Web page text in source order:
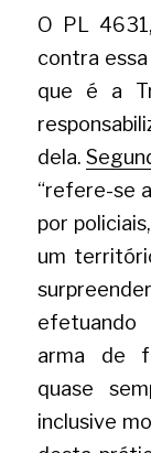
O
PL
contra
que é a
dela.
“refere-se
por
um
efetuando
arma de
quase
inclusive